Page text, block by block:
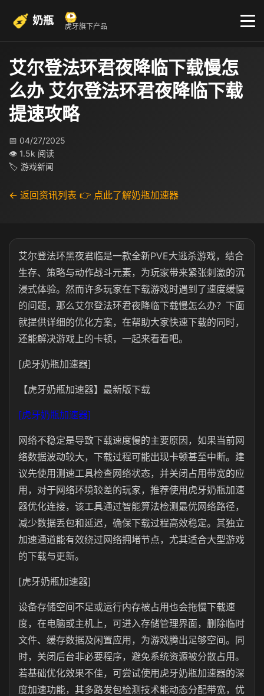
奶瓶 虎牙旗下产品
艾尔登法环君夜降临下载慢怎
么办 艾尔登法环君夜降临下载
提速攻略
📅 04/27/2025
👁 1.5k 阅读
🏷 游戏新闻
← 返回资讯列表 👉 点此了解奶瓶加速器
艾尔登法环黑夜君临是一款全新PVE大逃杀游戏，结合
生存、策略与动作战斗元素，为玩家带来紧张刺激的沉
浸式体验。然而许多玩家在下载游戏时遇到了速度缓慢
的问题，那么艾尔登法环君夜降临下载慢怎么办？下面
就提供详细的优化方案，在帮助大家快速下载的同时，
还能解决游戏上的卡顿，一起来看看吧。
[虎牙奶瓶加速器]
【虎牙奶瓶加速器】最新版下载
[虎牙奶瓶加速器]
网络不稳定是导致下载速度慢的主要原因，如果当前网
络数据波动较大，下载过程可能出现卡顿甚至中断。建
议先使用测速工具检查网络状态，并关闭占用带宽的应
用，对于网络环境较差的玩家，推荐使用虎牙奶瓶加速
器优化连接，该工具通过智能算法检测最优网络路径，
减少数据丢包和延迟，确保下载过程高效稳定。其独立
加速通道能有效绕过网络拥堵节点，尤其适合大型游戏
的下载与更新。
[虎牙奶瓶加速器]
设备存储空间不足或运行内存被占用也会拖慢下载速
度，在电脑或主机上，可进入存储管理界面，删除临时
文件、缓存数据及闲置应用，为游戏腾出足够空间。同
时，关闭后台非必要程序，避免系统资源被分散占用。
若基础优化效果不佳，可尝试使用虎牙奶瓶加速器的深
度加速功能，其多路发包检测技术能动态分配带宽，优